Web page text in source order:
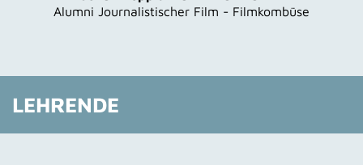
Alumni Journalistischer Film - Filmkombüse
LEHRENDE